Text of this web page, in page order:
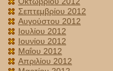
Σεπτεμβρίου 2012
Αυγούστου 2012
Ιουλίου 2012
Ιουνίου 2012
Μαΐου 2012
Απριλίου 2012